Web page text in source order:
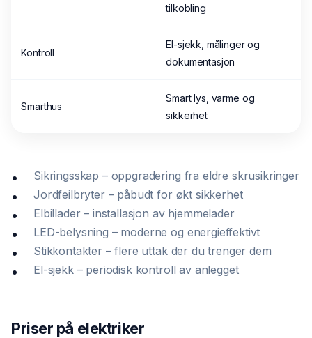
tilkobling
Kontroll
El-sjekk, målinger og
dokumentasjon
Smarthus
Smart lys, varme og
sikkerhet
Sikringsskap – oppgradering fra eldre skrusikringer
Jordfeilbryter – påbudt for økt sikkerhet
Elbillader – installasjon av hjemmelader
LED-belysning – moderne og energieffektivt
Stikkontakter – flere uttak der du trenger dem
El-sjekk – periodisk kontroll av anlegget
Priser på elektriker